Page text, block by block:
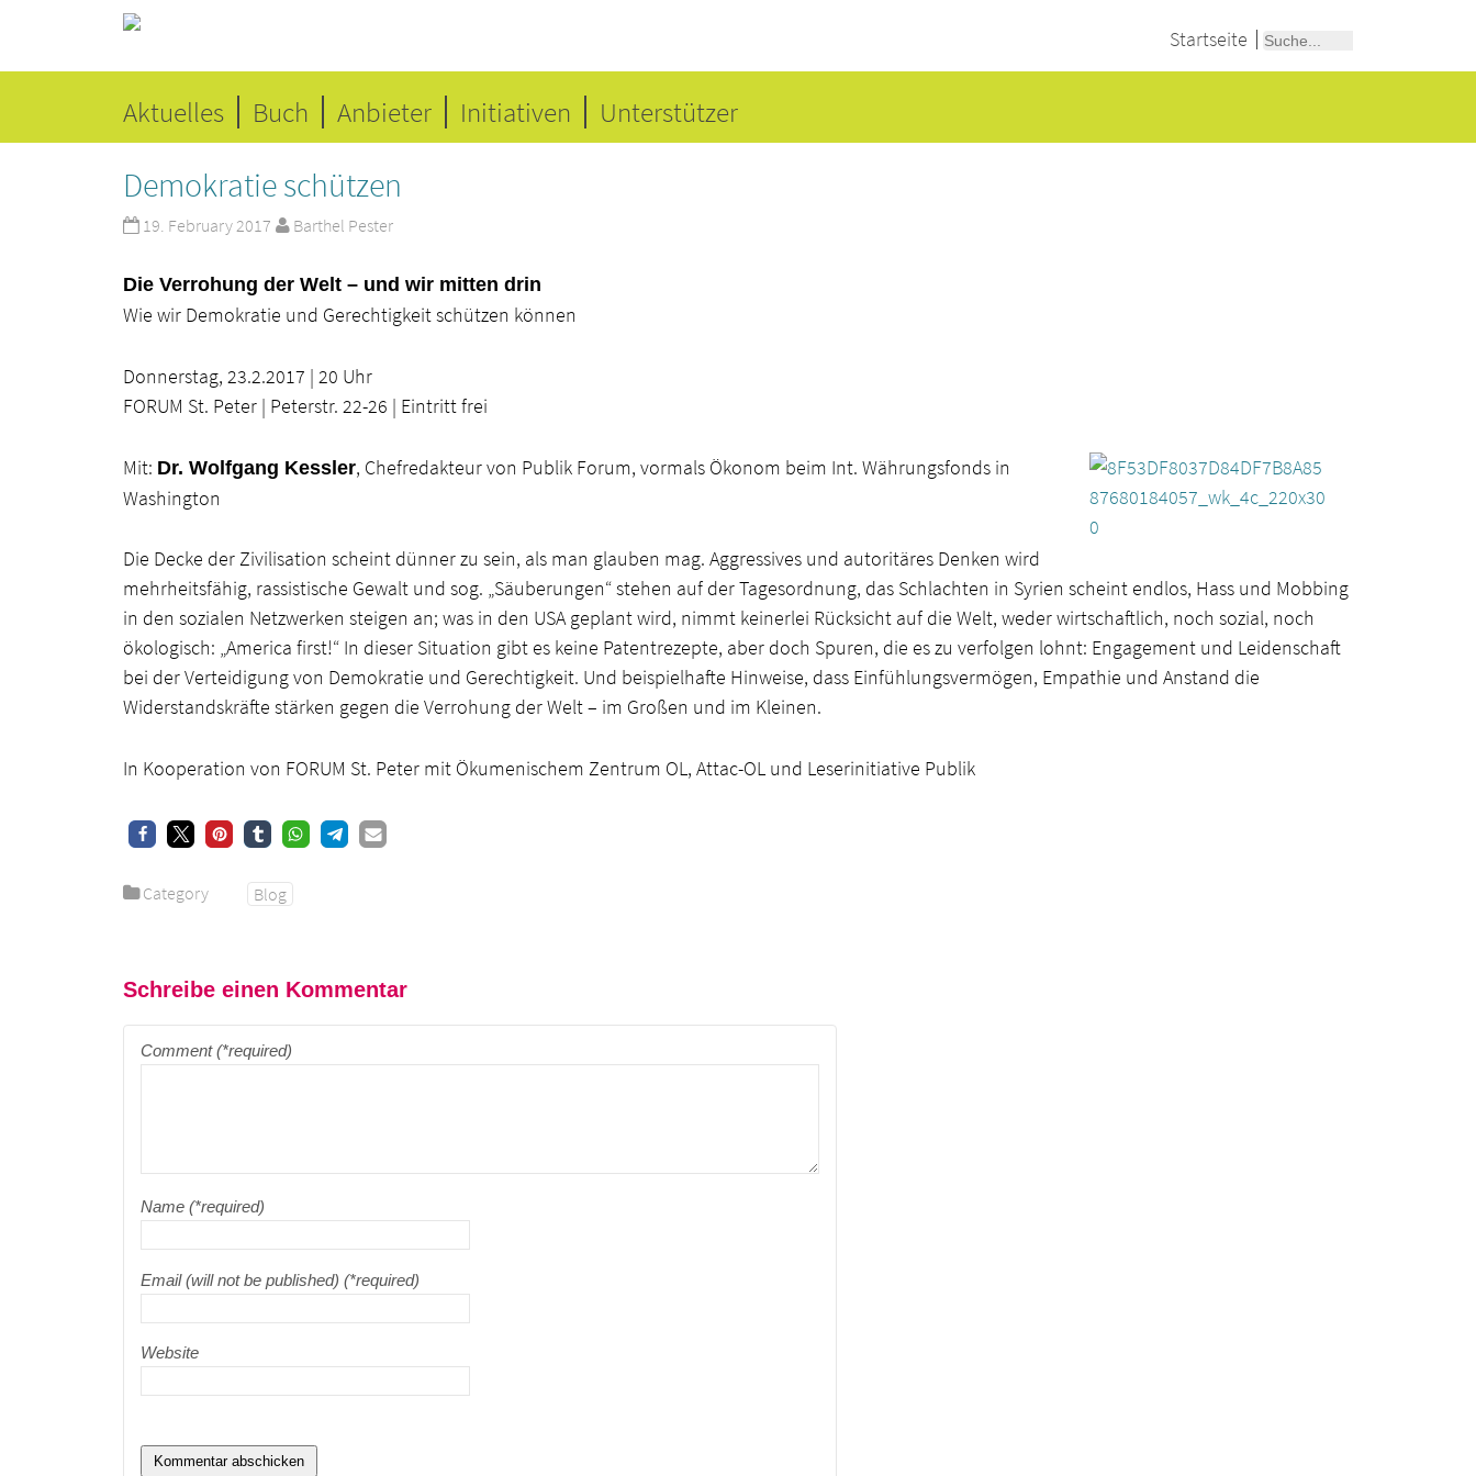
Startseite
Aktuelles Buch Anbieter Initiativen Unterstützer
Demokratie schützen
19. February 2017 Barthel Pester
Die Verrohung der Welt – und wir mitten drin
Wie wir Demokratie und Gerechtigkeit schützen können
Donnerstag, 23.2.2017 | 20 Uhr
FORUM St. Peter | Peterstr. 22-26 | Eintritt frei
Mit: Dr. Wolfgang Kessler, Chefredakteur von Publik Forum, vormals Ökonom beim Int. Währungsfonds in
Washington
Die Decke der Zivilisation scheint dünner zu sein, als man glauben mag. Aggressives und autoritäres Denken wird
mehrheitsfähig, rassistische Gewalt und sog. „Säuberungen“ stehen auf der Tagesordnung, das Schlachten in Syrien scheint endlos, Hass und Mobbing
in den sozialen Netzwerken steigen an; was in den USA geplant wird, nimmt keinerlei Rücksicht auf die Welt, weder wirtschaftlich, noch sozial, noch
ökologisch: „America first!“ In dieser Situation gibt es keine Patentrezepte, aber doch Spuren, die es zu verfolgen lohnt: Engagement und Leidenschaft
bei der Verteidigung von Demokratie und Gerechtigkeit. Und beispielhafte Hinweise, dass Einfühlungsvermögen, Empathie und Anstand die
Widerstandskräfte stärken gegen die Verrohung der Welt – im Großen und im Kleinen.
In Kooperation von FORUM St. Peter mit Ökumenischem Zentrum OL, Attac-OL und Leserinitiative Publik
Category Blog
Schreibe einen Kommentar
Comment (*required)
Name (*required)
Email (will not be published) (*required)
Website